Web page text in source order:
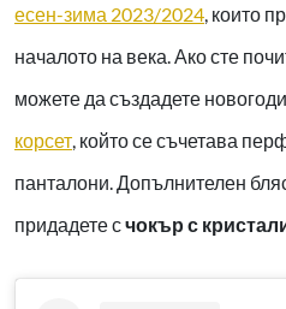
есен-зима 2023/2024 , които
началото на века. Ако сте
можете да създадете
корсет , който се съчетава
панталони. Допълнителен
придадете счокър с